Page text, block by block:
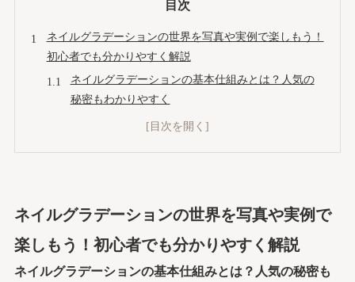
目次
ネイルグラデーションの世界を写真や実例で楽しもう！
初心者でも分かりやすく解説
ネイルグラデーションの基本仕組みとは？人気の
秘密もわかりやすく
ネイルグラデーションのやり方をジェルとマニキュアで
マニキュア派のためのネイルグラデーション実践
二色のネイルグラデーション応用テク！ぼかし方完全マ
ニュアル
ネイルグラデーションの世界を写真や実例で
楽しもう！初心者でも分かりやすく解説
ネイルグラデーションの基本仕組みとは？人気の秘密も